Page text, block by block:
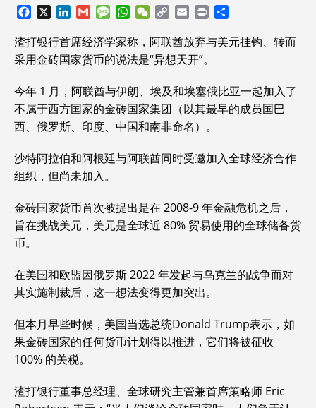
c
e
b
o
k
n
k
e
d
I
n
G
a
i
l
M
s
s
a
e
W
a
t
s
A
p
p
W
C
h
a
t
p
y
L
i
n
k
a
i
l
i
渣打银行首席经济学家称，阿联酋放弃与美元挂钩、转而
采用金砖国家货币的说法是“异想天开”。
今年 1 月，阿联酋与伊朗、埃及和埃塞俄比亚一起加入了
不属于西方国家的金砖国家集团（以其最早的成员国巴
西、俄罗斯、印度、中国和南非命名）。
沙特阿拉伯和阿根廷与阿联酋同时受邀加入全球经济合作
组织，但尚未加入。
金砖国家货币首次被提出是在 2008-9 年金融危机之后，
旨在挑战美元，美元是全球近 80% 贸易使用的全球储备货
币。
在美国和欧盟因俄罗斯 2022 年发起与乌克兰的战争而对
其实施制裁后，这一想法变得更加突出。
但本月早些时候，美国当选总统Donald Trump表示，如
果金砖国家的任何货币计划得以推进，它们将被征收
100% 的关税。
渣打银行董事总经理、全球研究主管兼首席策略师 Eric